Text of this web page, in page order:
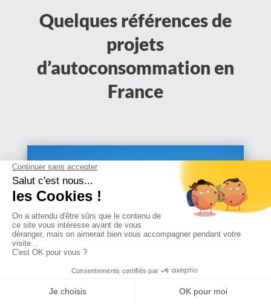
Quelques références de
projets
d’autoconsommation en
France